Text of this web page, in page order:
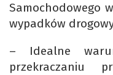
Samochodowego
wypadków
– Idealne
przekraczaniu